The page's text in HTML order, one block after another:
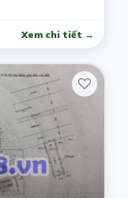
Xem chi tiết →